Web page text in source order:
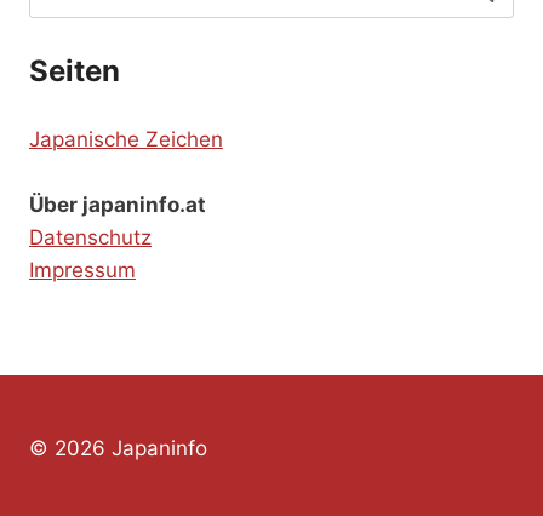
nach:
Seiten
Japanische Zeichen
Über japaninfo.at
Datenschutz
Impressum
© 2026 Japaninfo